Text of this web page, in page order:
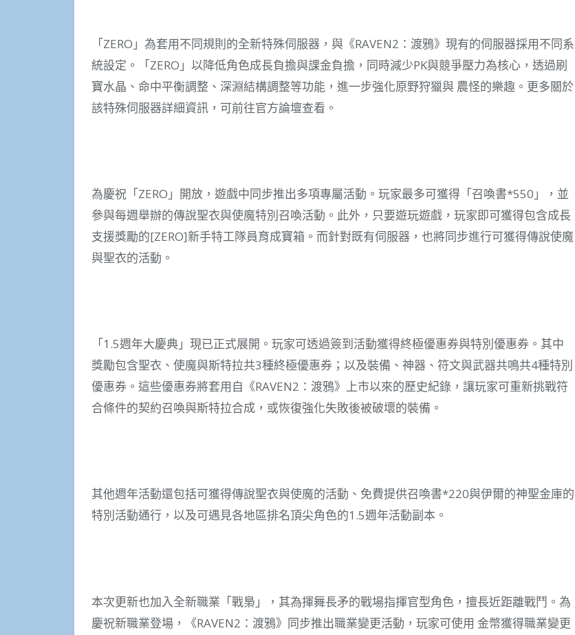
「ZERO」為套用不同規則的全新特殊伺服器，與《RAVEN2：渡鴉》現有的伺服器採用不同系
統設定。「ZERO」以降低角色成長負擔與課金負擔，同時減少PK與競爭壓力為核心，透過刷
寶水晶、命中平衡調整、深淵結構調整等功能，進一步強化原野狩獵與 農怪的樂趣。更多關於
該特殊伺服器詳細資訊，可前往官方論壇查看。
為慶祝「ZERO」開放，遊戲中同步推出多項專屬活動。玩家最多可獲得「召喚書*550」，並
參與每週舉辦的傳說聖衣與使魔特別召喚活動。此外，只要遊玩遊戲，玩家即可獲得包含成長
支援獎勵的[ZERO]新手特工隊員育成寶箱。而針對既有伺服器，也將同步進行可獲得傳說使魔
與聖衣的活動。
「1.5週年大慶典」現已正式展開。玩家可透過簽到活動獲得終極優惠券與特別優惠券。其中
獎勵包含聖衣、使魔與斯特拉共3種終極優惠券；以及裝備、神器、符文與武器共鳴共4種特別
優惠券。這些優惠券將套用自《RAVEN2：渡鴉》上市以來的歷史紀錄，讓玩家可重新挑戰符
合條件的契約召喚與斯特拉合成，或恢復強化失敗後被破壞的裝備。
其他週年活動還包括可獲得傳說聖衣與使魔的活動、免費提供召喚書*220與伊爾的神聖金庫的
特別活動通行，以及可遇見各地區排名頂尖角色的1.5週年活動副本。
本次更新也加入全新職業「戰梟」，其為揮舞長矛的戰場指揮官型角色，擅長近距離戰鬥。為
慶祝新職業登場，《RAVEN2：渡鴉》同步推出職業變更活動，玩家可使用 金幣獲得職業變更